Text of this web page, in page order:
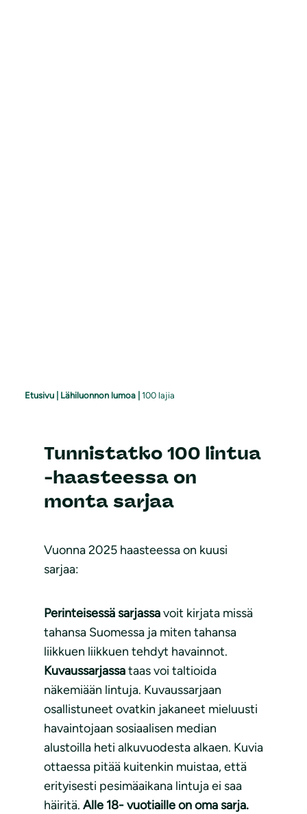
Etusivu Lähiluonnon lumoa 100 lajia
Tunnistatko 100 lintua
-haasteessa on
monta sarjaa
Vuonna 2025 haasteessa on kuusi
sarjaa:
Perinteisessä sarjassavoit kirjata missä
tahansa Suomessa ja miten tahansa
liikkuen liikkuen tehdyt havainnot.
Kuvaussarjassataas voi taltioida
näkemiään lintuja. Kuvaussarjaan
osallistuneet ovatkin jakaneet mieluusti
havaintojaan sosiaalisen median
alustoilla heti alkuvuodesta alkaen. Kuvia
ottaessa pitää kuitenkin muistaa, että
erityisesti pesimäaikana lintuja ei saa
häiritä. Alle 18- vuotiaille on oma sarja.